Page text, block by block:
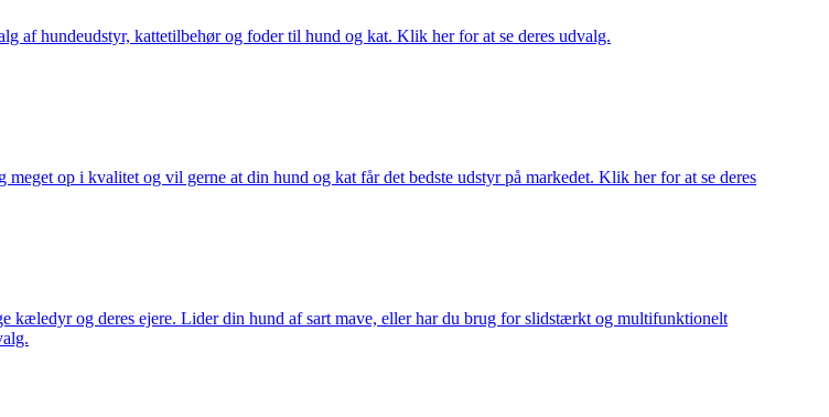
af hundeudstyr, kattetilbehør og foder til hund og kat. Klik her for at se deres udvalg.
op i kvalitet og vil gerne at din hund og kat får det bedste udstyr på markedet. Klik her for at se deres
kæledyr og deres ejere. Lider din hund af sart mave, eller har du brug for slidstærkt og multifunktionelt